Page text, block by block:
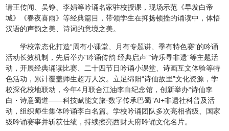
请王传闻、吴铮、李娟等吟诵名家驻校授课，现场示范《早发白帝
城》《春夜喜雨》等经典篇目，带领学生在抑扬顿挫的诵读中，体悟
汉语的声韵之美、诗词的意境之美。
学校常态化打造“周有小课堂、月有专题讲、季有特色赛”的吟诵
活动长效机制，先后举办“吟诵传韵 经典启声”“诗乐寻非遗”等主题活
动，开展经典诵读比赛、二十四节日吟诵小课堂、诗画互文体验等特
色活动，累计覆盖师生超万人次。立足绵阳“诗仙故里”文化资源，学
校深化校地联动，今年4月联合江油李白纪念馆，创新举办“诗仙李
白・诗意蜀道——科技赋能文旅·数字传承巴蜀”AI+非遗社科普及活
动，组织师生集体吟诵李白名篇。学校吟诵团队多次亮相省级、国家
级吟诵赛事并斩获佳绩，持续擦亮西财天府吟诵文化名片。